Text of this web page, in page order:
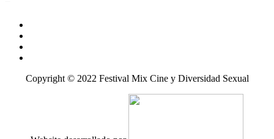
Copyright © 2022 Festival Mix Cine y Diversidad Sexual